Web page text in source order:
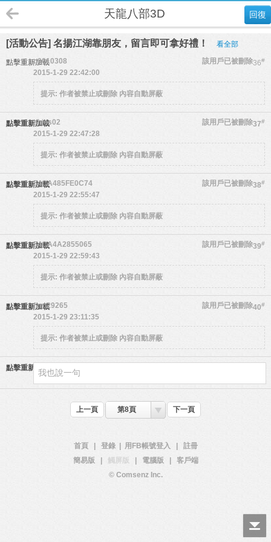
回復
天龍八部3D
[活動公告] 名揚江湖靠朋友，留言即可拿好禮！ 看全部
點擊重新加載 36#
q0010308
該用戶已被刪除
2015-1-29 22:42:00
提示: 作者被禁止或刪除 內容自動屏蔽
點擊重新加載 37#
shjes02
該用戶已被刪除
2015-1-29 22:47:28
提示: 作者被禁止或刪除 內容自動屏蔽
點擊重新加載 38#
54CA485FE0C74
該用戶已被刪除
2015-1-29 22:55:47
提示: 作者被禁止或刪除 內容自動屏蔽
點擊重新加載 39#
54CA4A2855065
該用戶已被刪除
2015-1-29 22:59:43
提示: 作者被禁止或刪除 內容自動屏蔽
點擊重新加載 40#
fzro29265
該用戶已被刪除
2015-1-29 23:11:35
提示: 作者被禁止或刪除 內容自動屏蔽
點擊重新加載
上一頁 第8頁 下一頁
首頁 登錄 用FB帳號登入
註冊
簡易版
觸屏版 電腦版
客戶端
© Comsenz Inc.